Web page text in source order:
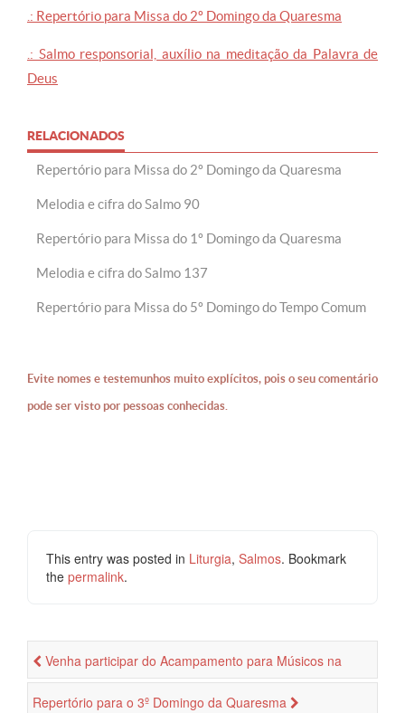
.: Repertório para Missa do 2º Domingo da Quaresma
.: Salmo responsorial, auxílio na meditação da Palavra de
Deus
RELACIONADOS
Repertório para Missa do 2º Domingo da Quaresma
Melodia e cifra do Salmo 90
Repertório para Missa do 1º Domingo da Quaresma
Melodia e cifra do Salmo 137
Repertório para Missa do 5º Domingo do Tempo Comum
Evite nomes e testemunhos muito explícitos, pois o seu comentário
pode ser visto por pessoas conhecidas.
This entry was posted in Liturgia, Salmos. Bookmark
the permalink.
Venha participar do Acampamento para Músicos na
Canção Nova
Repertório para o 3º Domingo da Quaresma